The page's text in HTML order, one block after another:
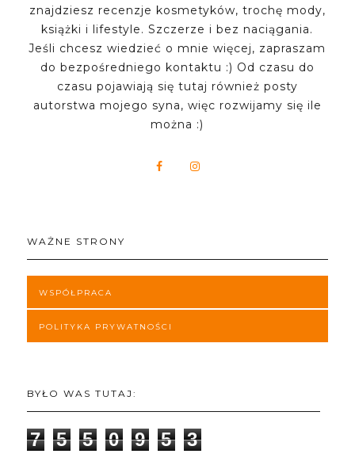
znajdziesz recenzje kosmetyków, trochę mody,
książki i lifestyle. Szczerze i bez naciągania.
Jeśli chcesz wiedzieć o mnie więcej, zapraszam
do bezpośredniego kontaktu :) Od czasu do
czasu pojawiają się tutaj również posty
autorstwa mojego syna, więc rozwijamy się ile
można :)
WAŻNE STRONY
WSPÓŁPRACA
POLITYKA PRYWATNOŚCI
BYŁO WAS TUTAJ:
7 5 5 0 9 5 3